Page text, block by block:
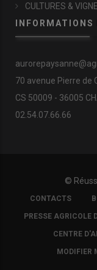
CULTURES & VIGNE
70 avenue Pierre de
CS 50009 - 36005
02.54.07.66.66
©
FOOTER
COPYRIGHT
CONTACTS
PRESSE AGRICOLE
CENTRE
MODIFIER